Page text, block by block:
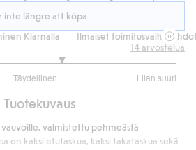
inte längre att köpa
Klarnalla Ilmaiset toimitusvaihtoehdot
Täydellinen Liian suuri
14arvostelua
Tuotekuvaus
valmistettu pehmeästä
on kaksi etutaskua, kaksi takataskua sekä